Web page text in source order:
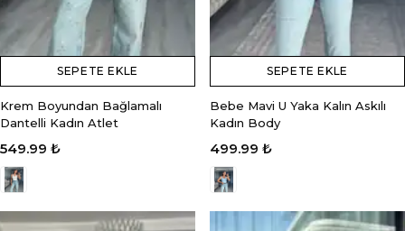
SEPETE EKLE
Krem Boyundan Bağlamalı
Dantelli Kadın Atlet
549.99 ₺
SEPETE EKLE
Bebe Mavi U Yaka Kalın Askılı
Kadın Body
499.99 ₺